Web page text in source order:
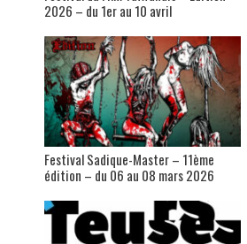
2026 – du 1er au 10 avril
Festival Sadique-Master – 11ème
édition – du 06 au 08 mars 2026